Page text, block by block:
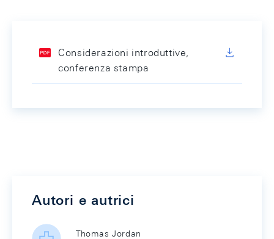
Considerazioni introduttive,
conferenza stampa
Autori e autrici
Thomas Jordan